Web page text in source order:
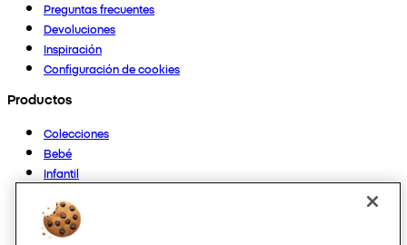
Preguntas frecuentes
Devoluciones
Inspiración
Configuración de cookies
Productos
Colecciones
Bebé
Infantil
Mujer
Hombre